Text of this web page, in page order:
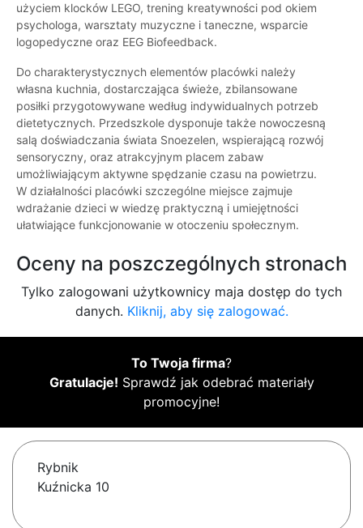
użyciem klocków LEGO, trening kreatywności pod okiem
psychologa, warsztaty muzyczne i taneczne, wsparcie
logopedyczne oraz EEG Biofeedback.
Do charakterystycznych elementów placówki należy
własna kuchnia, dostarczająca świeże, zbilansowane
posiłki przygotowywane według indywidualnych potrzeb
dietetycznych. Przedszkole dysponuje także nowoczesną
salą doświadczania świata Snoezelen, wspierającą rozwój
sensoryczny, oraz atrakcyjnym placem zabaw
umożliwiającym aktywne spędzanie czasu na powietrzu.
W działalności placówki szczególne miejsce zajmuje
wdrażanie dzieci w wiedzę praktyczną i umiejętności
ułatwiające funkcjonowanie w otoczeniu społecznym.
Oceny na poszczególnych stronach
Tylko zalogowani użytkownicy maja dostęp do tych
danych. Kliknij, aby się zalogować.
To Twoja firma?
Gratulacje! Sprawdź jak odebrać materiały
promocyjne!
Rybnik
Kuźnicka 10